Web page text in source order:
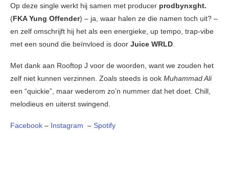
Op deze single werkt hij samen met producer prodbynxght.
(FKA Yung Offender) – ja, waar halen ze die namen toch uit? –
en zelf omschrijft hij het als een energieke, up tempo, trap-vibe
met een sound die beïnvloed is door Juice WRLD
Met dank aan Rooftop J voor de woorden, want we zouden het
zelf niet kunnen verzinnen. Zoals steeds is ook Muhammad Ali
een “quickie”, maar wederom zo’n nummer dat het doet. Chill,
melodieus en uiterst swingend.
Facebook – Instagram – Spotify